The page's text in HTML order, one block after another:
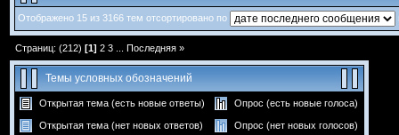
Отображено 15 из 3166 тем отсортировано по
Страниц: (212) [1] 2 3 Последняя »
Темы условных обозначений
Открытая тема (есть новые ответы) Опрос (есть новые голоса)
Открытая тема (нет новых ответов) Опрос (нет новых голосов)